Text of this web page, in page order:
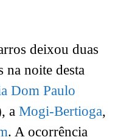
deixou duas
na noite desta
Dom Paulo
a Mogi-Bertioga,
. A ocorrência